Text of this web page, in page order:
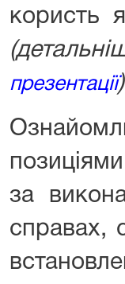
користь
презентації
за